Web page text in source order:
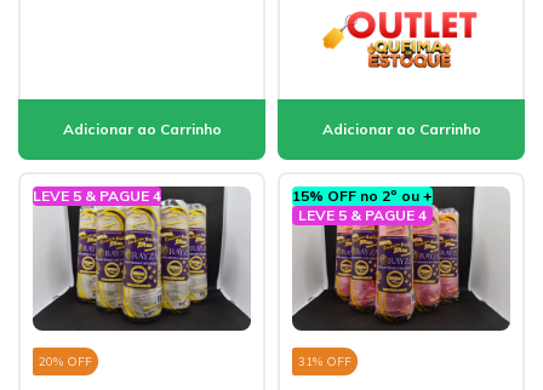
LEVE 5 & PAGUE 4
20% OFF
15% OFF no 2º ou +
LEVE 5 & PAGUE 4
31% OFF